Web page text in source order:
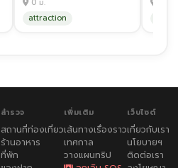
attraction
สำรวจ
สถานที่ท่องเที่ยว
ร้านอาหาร
ที่พัก
เพิ่มเติม
เส้นทางเรื่องราว
เทศกาล
วางแผนทริป
เว็บไซต์
เกี่ยวกับเรา
นโยบายฯ
ติดต่อเรา